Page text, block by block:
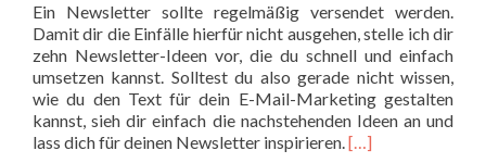
Ein Newsletter sollte regelmäßig versendet werden.
Damit dir die Einfälle hierfür nicht ausgehen, stelle ich dir
zehn Newsletter-Ideen vor, die du schnell und einfach
umsetzen kannst. Solltest du also gerade nicht wissen,
wie du den Text für dein E-Mail-Marketing gestalten
kannst, sieh dir einfach die nachstehenden Ideen an und
lass dich für deinen Newsletter inspirieren.Read more
[…]